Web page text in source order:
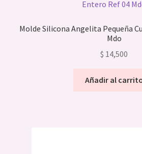
Molde Silicona Angelita Pequeña
Mdo
$ 14,500
Añadir al